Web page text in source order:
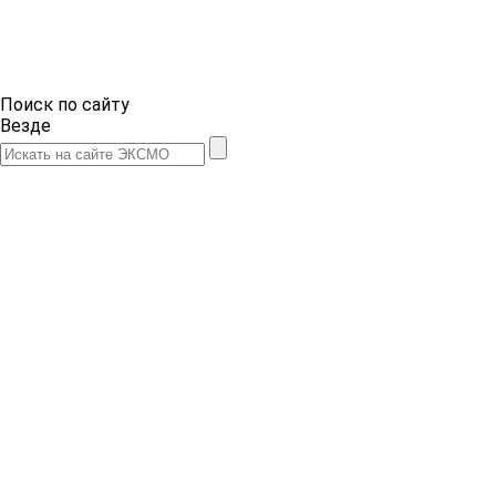
Поиск по сайту
Везде